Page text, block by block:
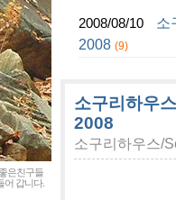
2008/08/10
소
2008 (9)
소구리하우
2008
소구리하우스/
은친구들
어 갑니다.